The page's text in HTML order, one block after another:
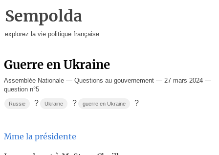
Sempolda
explorez la vie politique française
Guerre en Ukraine
Assemblée Nationale — Questions au gouvernement — 27 mars 2024 —
question n°5
Russie ? Ukraine ? guerre en Ukraine ?
Mme la présidente